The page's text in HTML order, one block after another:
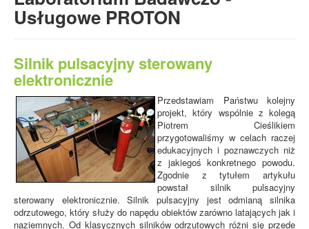
- Elementy budowy maszyn i wiele innych.
Usługowe PROTON
Silnik pulsacyjny sterowany
elektronicznie
Przedstawiam Państwu kolejny
projekt, który wspólnie z kolegą
Piotrem Cieślikiem
przygotowaliśmy w celach raczej
edukacyjnych i poznawczych niż
z jakiegoś konkretnego powodu.
Zgodnie z tytułem artykułu
powstał silnik pulsacyjny
sterowany elektronicznie. Silnik pulsacyjny jest odmianą silnika
odrzutowego, który służy do napędu obiektów zarówno latających jak i
naziemnych. Od klasycznych silników odrzutowych różni się przede